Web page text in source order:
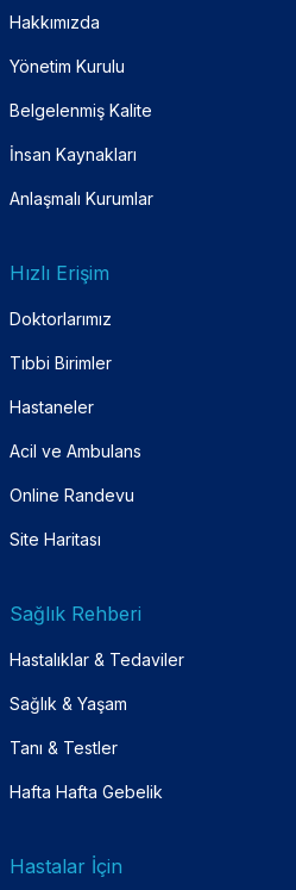
Hakkımızda
Yönetim Kurulu
Belgelenmiş Kalite
İnsan Kaynakları
Anlaşmalı Kurumlar
Hızlı Erişim
Doktorlarımız
Tıbbi Birimler
Hastaneler
Acil ve Ambulans
Online Randevu
Site Haritası
Sağlık Rehberi
Hastalıklar & Tedaviler
Sağlık & Yaşam
Tanı & Testler
Hafta Hafta Gebelik
Hastalar İçin